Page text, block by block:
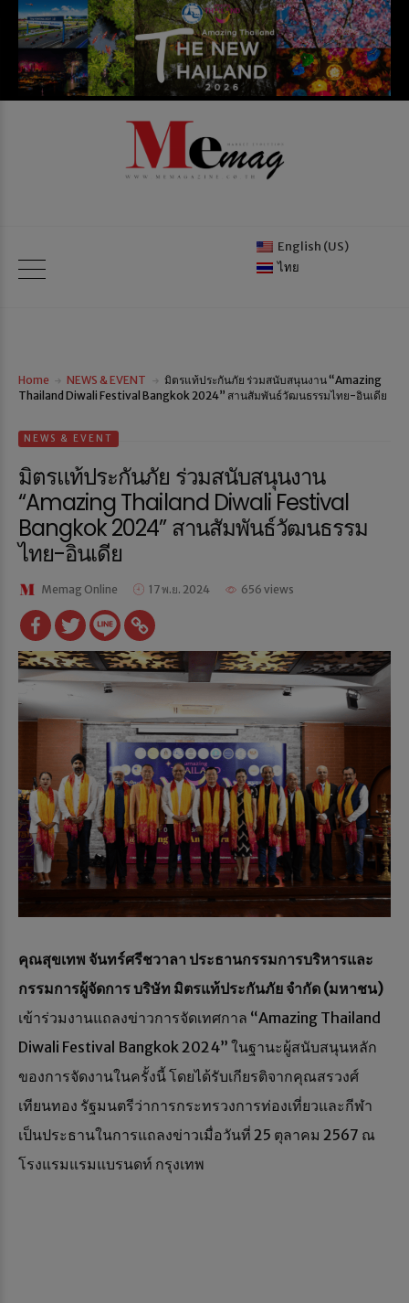
English (US)
ไทย
Home NEWS & EVENT
มิตรแท้ประกันภัย ร่วมสนับสนุนงาน “Amazing
Thailand Diwali Festival Bangkok 2024” สานสัมพันธ์วัฒนธรรมไทย-อินเดีย
NEWS & EVENT
มิตรแท้ประกันภัย ร่วมสนับสนุนงาน
“Amazing Thailand Diwali Festival
Bangkok 2024” สานสัมพันธ์วัฒนธรรม
ไทย-อินเดีย
Memag Online 17 พ.ย. 2024 656 views
คุณสุขเทพ จันทร์ศรีชวาลา ประธานกรรมการบริหารและ
กรรมการผู้จัดการ บริษัท มิตรแท้ประกันภัย จำกัด (มหาชน)
เข้าร่วมงานแถลงข่าวการจัดเทศกาล “Amazing Thailand
Diwali Festival Bangkok 2024” ในฐานะผู้สนับสนุนหลัก
ของการจัดงานในครั้งนี้ โดยได้รับเกียรติจากคุณสรวงศ์
เทียนทอง รัฐมนตรีว่าการกระทรวงการท่องเที่ยวและกีฬา
เป็นประธานในการแถลงข่าวเมื่อวันที่ 25 ตุลาคม 2567 ณ
โรงแรมแรมแบรนดท์ กรุงเทพ